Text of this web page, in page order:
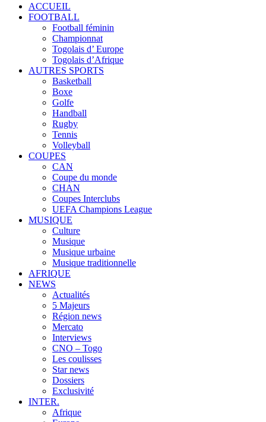
ACCUEIL
FOOTBALL
Football féminin
Championnat
Togolais d’ Europe
Togolais d’Afrique
AUTRES SPORTS
Basketball
Boxe
Golfe
Handball
Rugby
Tennis
Volleyball
COUPES
CAN
Coupe du monde
CHAN
Coupes Interclubs
UEFA Champions League
MUSIQUE
Culture
Musique
Musique urbaine
Musique traditionnelle
AFRIQUE
NEWS
Actualités
5 Majeurs
Région news
Mercato
Interviews
CNO – Togo
Les coulisses
Star news
Dossiers
Exclusivité
INTER.
Afrique